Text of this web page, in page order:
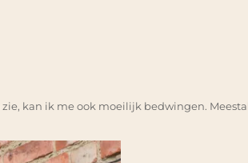
kan ik me ook moeilijk bedwingen.